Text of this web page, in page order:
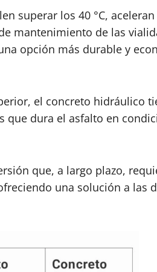
superar los 40 °C,
mantenimiento de las
opción más durable y
el concreto hidráulico
que dura el asfalto en
que, a largo plazo,
una solución a las